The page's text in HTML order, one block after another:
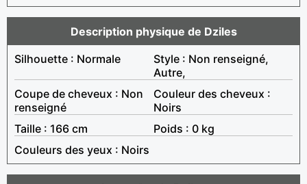
Description physique de Dziles
Silhouette : Normale
Style : Non renseigné,
Autre,
Coupe de cheveux : Non
renseigné
Couleur des cheveux :
Noirs
Taille : 166 cm
Poids : 0 kg
Couleurs des yeux : Noirs